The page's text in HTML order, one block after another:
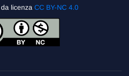
licenza CC BY-NC 4.0